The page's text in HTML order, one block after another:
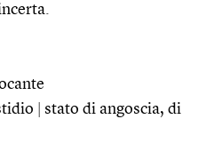
stato di angoscia, di